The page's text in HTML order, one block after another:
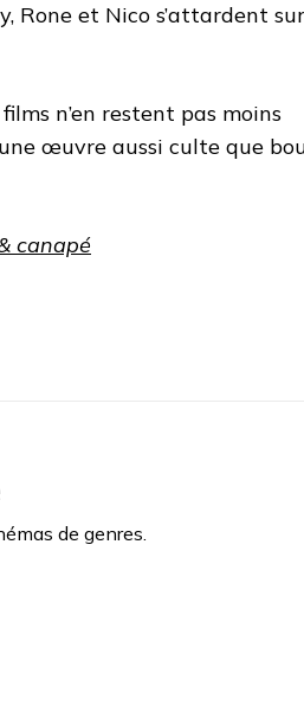
Rone et Nico s’attardent
n’en restent pas moins
œuvre aussi culte que
canapé
de genres.